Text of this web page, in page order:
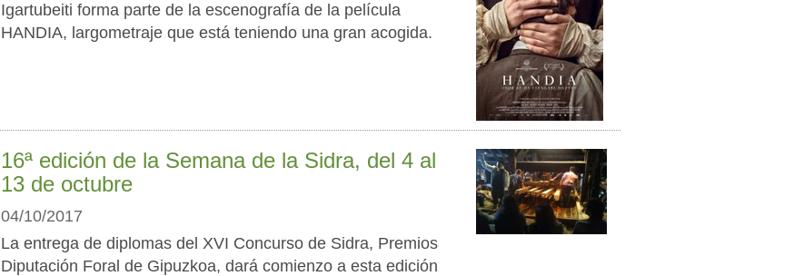
Igartubeiti forma parte de la escenografía de la película
HANDIA, largometraje que está teniendo una gran acogida.
16ª edición de la Semana de la Sidra, del 4 al
13 de octubre
04/10/2017
La entrega de diplomas del XVI Concurso de Sidra, Premios
Diputación Foral de Gipuzkoa, dará comienzo a esta edición